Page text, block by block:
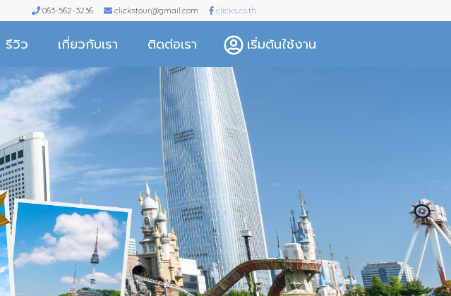
063-562-3236 clickstour@gmail.com clicks.co.th
เริ่มต้นใช้งาน
รีวิว เกี่ยวกับเรา ติดต่อเรา